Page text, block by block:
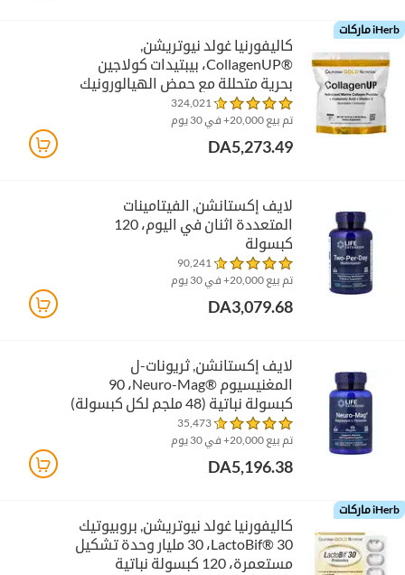
iHerb ماركات
كاليفورنيا غولد نيوتريشن‏,
CollagenUP®‎، بيبتيدات كولاجين
بحرية متحللة مع حمض الهيالورونيك
(464 جم)
324,021
تم بيع 20,000+ في 30 يوم
DA5,273.49
لايف إكستانشن‏, الفيتامينات
المتعددة اثنان في اليوم، 120
كبسولة
90,241
تم بيع 20,000+ في 30 يوم
DA3,079.68
لايف إكستانشن‏, ثريونات-ل
المغنيسيوم Neuro-Mag®‎، ‏90
كبسولة نباتية (48 ملجم لكل كبسولة)
35,473
تم بيع 20,000+ في 30 يوم
DA5,196.38
iHerb ماركات
كاليفورنيا غولد نيوتريشن‏, بروبيوتيك
LactoBif® 30‏، 30 مليار وحدة تشكيل
مستعمرة، 120 كبسولة نباتية